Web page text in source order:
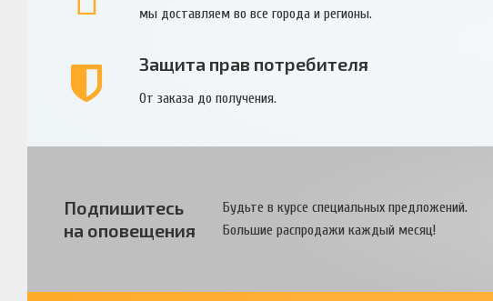
мы доставляем во все города и регионы.
Защита прав потребителя
От заказа до получения.
Подпишитесь
на оповещения
Будьте в курсе специальных предложений.
Большие распродажи каждый месяц!